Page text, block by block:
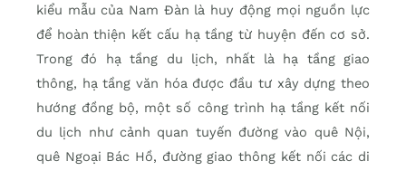
kiểu mẫu của Nam Đàn là huy động mọi nguồn lực
để hoàn thiện kết cấu hạ tầng từ huyện đến cơ sở.
Trong đó hạ tầng du lịch, nhất là hạ tầng giao
thông, hạ tầng văn hóa được đầu tư xây dựng theo
hướng đồng bộ, một số công trình hạ tầng kết nối
du lịch như cảnh quan tuyến đường vào quê Nội,
quê Ngoại Bác Hồ, đường giao thông kết nối các di